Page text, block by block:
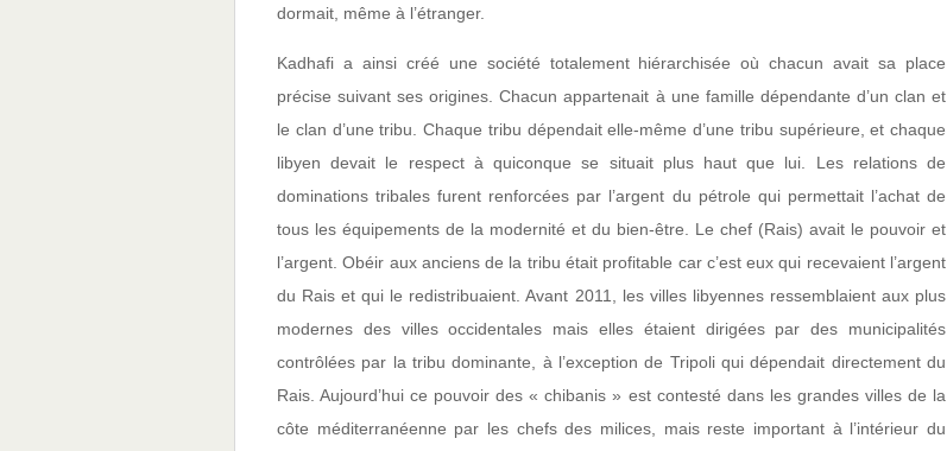
dormait, même à l’étranger.
Kadhafi a ainsi créé une société totalement hiérarchisée où chacun avait sa place
précise suivant ses origines. Chacun appartenait à une famille dépendante d’un clan et
le clan d’une tribu. Chaque tribu dépendait elle-même d’une tribu supérieure, et chaque
libyen devait le respect à quiconque se situait plus haut que lui. Les relations de
dominations tribales furent renforcées par l’argent du pétrole qui permettait l’achat de
tous les équipements de la modernité et du bien-être. Le chef (Rais) avait le pouvoir et
l’argent. Obéir aux anciens de la tribu était profitable car c’est eux qui recevaient l’argent
du Rais et qui le redistribuaient. Avant 2011, les villes libyennes ressemblaient aux plus
modernes des villes occidentales mais elles étaient dirigées par des municipalités
contrôlées par la tribu dominante, à l’exception de Tripoli qui dépendait directement du
Rais. Aujourd’hui ce pouvoir des « chibanis » est contesté dans les grandes villes de la
côte méditerranéenne par les chefs des milices, mais reste important à l’intérieur du